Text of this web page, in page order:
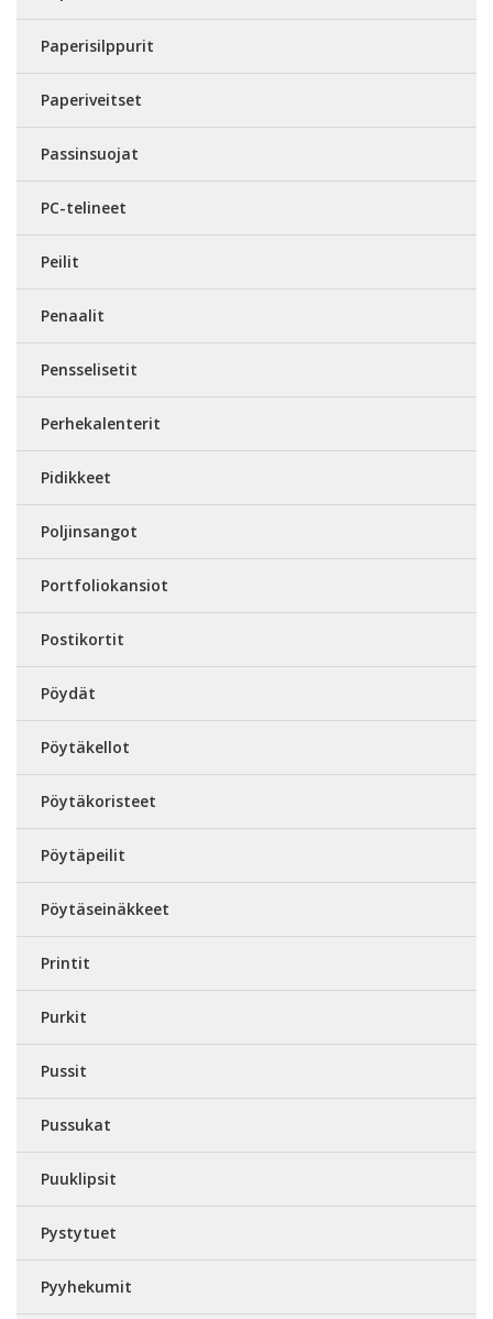
Paperisilppurit
Paperiveitset
Passinsuojat
PC-telineet
Peilit
Penaalit
Pensselisetit
Perhekalenterit
Pidikkeet
Poljinsangot
Portfoliokansiot
Postikortit
Pöydät
Pöytäkellot
Pöytäkoristeet
Pöytäpeilit
Pöytäseinäkkeet
Printit
Purkit
Pussit
Pussukat
Puuklipsit
Pystytuet
Pyyhekumit